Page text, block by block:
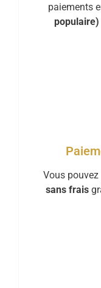
paiements
populaire)
Vous pouvez
sans frais